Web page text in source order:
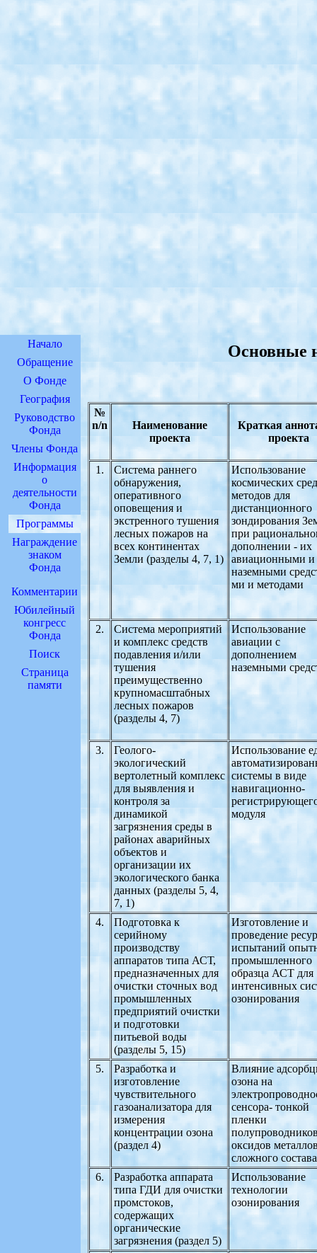
Начало
Обращение
О Фонде
География
Руководство
Фонда
Члены Фонда
Информация
о
деятельности
Фонда
Программы
Награждение
знаком
Фонда
Комментарии
Юбилейный
конгресс
Фонда
Поиск
Страница
памяти
Основные
№
n/n
Наименование
проекта
Краткая
проекта
1.
Система раннего
обнаружения,
оперативного
оповещения и
экстренного тушения
лесных пожаров на
всех континентах
Земли (разделы 4, 7, 1)
Использование
космических
методов для
дистанционного
зондирования
при
дополнении - их
авиационными и
наземными
ми и методами
2.
Система мероприятий
и комплекс средств
подавления и/или
тушения
преимущественно
крупномасштабных
лесных пожаров
(разделы 4, 7)
Использование
авиации с
дополнением
наземными
3.
Геолого-
экологический
вертолетный комплекс
для выявления и
контроля за
динамикой
загрязнения среды в
районах аварийных
объектов и
организации их
экологического банка
данных (разделы 5, 4,
7, 1)
Использование
системы в виде
навигационно-
модуля
4.
Подготовка к
серийному
производству
аппаратов типа АСТ,
предназначенных для
очистки сточных вод
промышленных
предприятий очистки
и подготовки
питьевой воды
(разделы 5, 15)
Изготовление и
проведение
испытаний
промышленного
образца АСТ для
интенсивных
озонирования
5.
Разработка и
изготовление
чувствительного
газоанализатора для
измерения
концентрации озона
(раздел 4)
Влияние
озона на
сенсора- тонкой
пленки
оксидов
сложного состава
6.
Разработка аппарата
типа ГДИ для очистки
промстоков,
содержащих
органические
загрязнения (раздел 5)
Использование
технологии
озонирования